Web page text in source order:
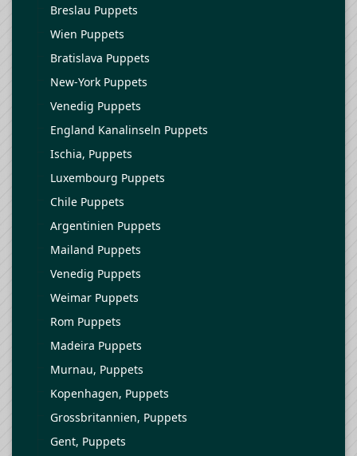
Breslau Puppets
Wien Puppets
Bratislava Puppets
New-York Puppets
Venedig Puppets
England Kanalinseln Puppets
Ischia, Puppets
Luxembourg Puppets
Chile Puppets
Argentinien Puppets
Mailand Puppets
Venedig Puppets
Weimar Puppets
Rom Puppets
Madeira Puppets
Murnau, Puppets
Kopenhagen, Puppets
Grossbritannien, Puppets
Gent, Puppets